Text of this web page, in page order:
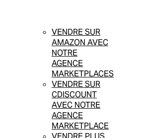
VENDRE SUR
AMAZON AVEC
NOTRE
AGENCE
MARKETPLACES
VENDRE SUR
CDISCOUNT
AVEC NOTRE
AGENCE
MARKETPLACE